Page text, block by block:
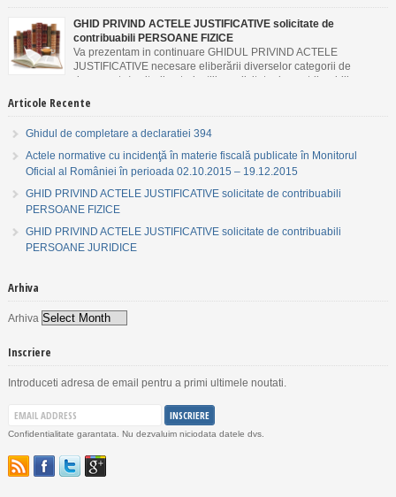
GHID PRIVIND ACTELE JUSTIFICATIVE solicitate de
contribuabili PERSOANE FIZICE
Va prezentam in continuare GHIDUL PRIVIND ACTELE
JUSTIFICATIVE necesare eliberării diverselor categorii de
documente/emiterii autorizaţiilor solicitate de contribuabili
Articole Recente
Ghidul de completare a declaratiei 394
Actele normative cu incidenţă în materie fiscală publicate în Monitorul
Oficial al României în perioada 02.10.2015 – 19.12.2015
GHID PRIVIND ACTELE JUSTIFICATIVE solicitate de contribuabili
PERSOANE FIZICE
GHID PRIVIND ACTELE JUSTIFICATIVE solicitate de contribuabili
PERSOANE JURIDICE
Arhiva
Arhiva
Inscriere
Introduceti adresa de email pentru a primi ultimele noutati.
Confidentialitate garantata. Nu dezvaluim niciodata datele dvs.